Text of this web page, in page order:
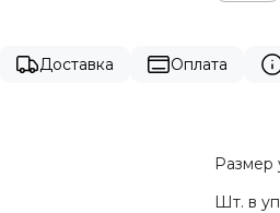
Доставка Оплата
Размер
Шт. в